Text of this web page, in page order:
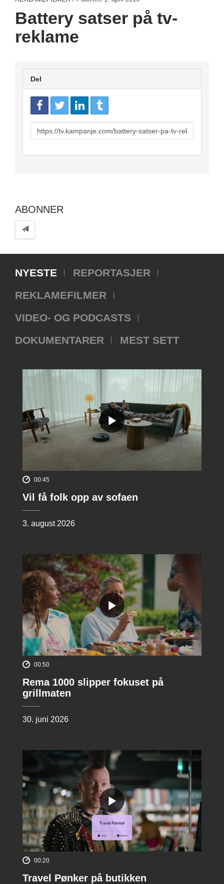
Battery satser på tv-
reklame
Del
URL
to
ABONNER
NYESTE
REPORTASJER
REKLAMEFILMER
VIDEO- OG PODCASTS
DOKUMENTARER
MEST SETT
00:45
Vil få folk opp av sofaen
3. august 2026
00:50
Rema 1000 slipper fokuset på
grillmaten
30. juni 2026
00:20
Travel Pønker på butikken